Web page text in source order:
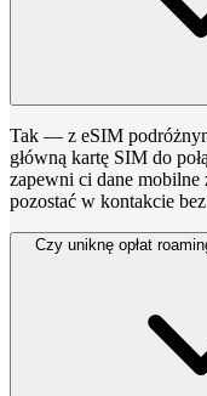
Tak — z eSIM
główną kartę SIM do
zapewni ci dane mobilne
pozostać w kontakcie
Czy uniknę opłat